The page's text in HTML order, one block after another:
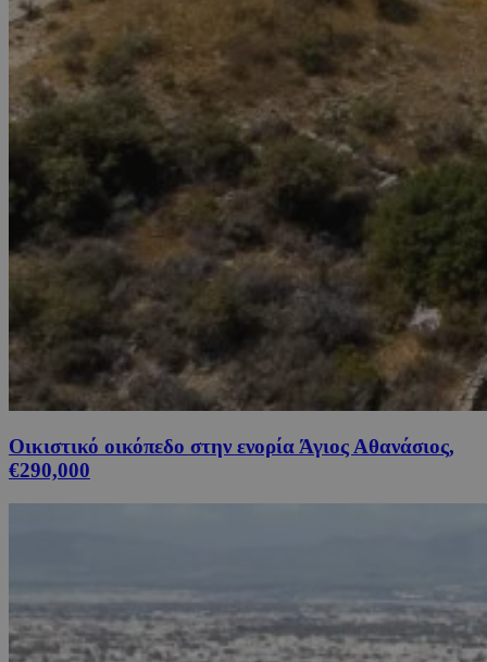
Οικιστικό οικόπεδο στην ενορία Άγιος Αθανάσιος,
€290,000